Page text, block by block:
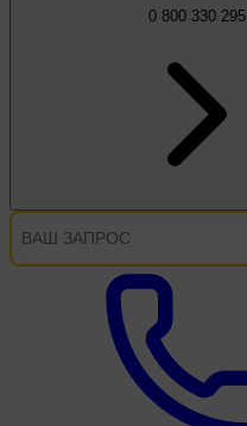
0 800 330 295